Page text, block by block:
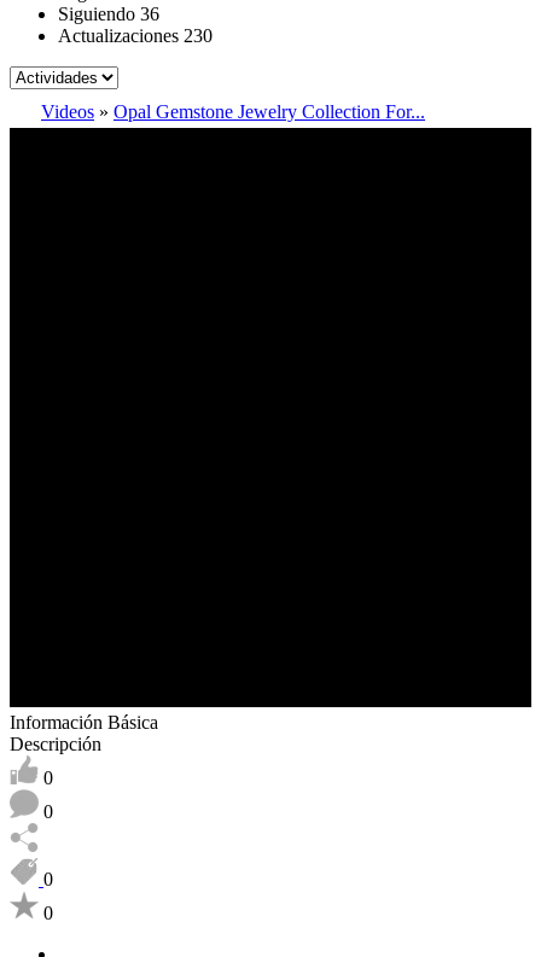
Siguiendo 36
Actualizaciones 230
Videos » Opal Gemstone Jewelry Collection For...
Información Básica
Descripción
0
0
0
0